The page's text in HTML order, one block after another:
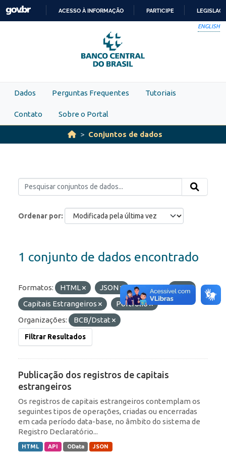
Skip to main content
PARA
O
CONTEÚDO
ACESSO À INFORMAÇÃO PARTICIPE
ENGLISH
Dados Perguntas Frequentes Tutoriais
Contato Sobre o Portal
Conjuntos de dados
Ordenar por
1 conjunto de dados encontrado
Formatos: HTML JSON Etiquetas:
IED
Capitais Estrangeiros
Portfólio
Organizações:
BCB/Dstat
Filtrar Resultados
Publicação dos registros de capitais
estrangeiros
Os registros de capitais estrangeiros contemplam os
seguintes tipos de operações, criadas ou encerradas
em cada período data-base, no âmbito do sistema de
Registro Declaratório...
HTML API OData JSON